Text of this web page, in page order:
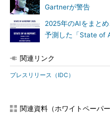
Gartnerが警告
2025年のAIをまと
予測した「State of
関連リンク
プレスリリース（IDC）
関連資料（ホワイトペーパー